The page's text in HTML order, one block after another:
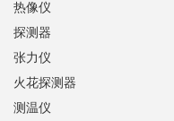
热像仪
探测器
张力仪
火花探测器
测温仪